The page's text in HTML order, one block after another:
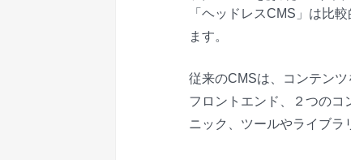
「ヘッドレスCMS」は比
ます。
従来のCMSは、コンテン
フロントエンド、２つのコ
ニック、ツールやライブラ